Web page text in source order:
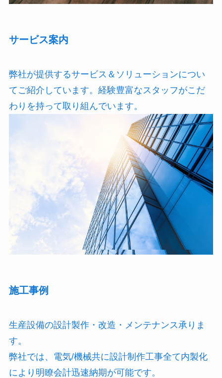
サービス案内
弊社が提供するサービス＆ソリューションについ
てご紹介しています。経験豊富なスタッフがこだ
わりを持って取り組んでいます。
施工事例
生産設備の設計製作・改造・メンテナンス承りま
す。
弊社では、電気/機械共に設計制作工事全て内製化
により明瞭会計迅速納期が可能です。